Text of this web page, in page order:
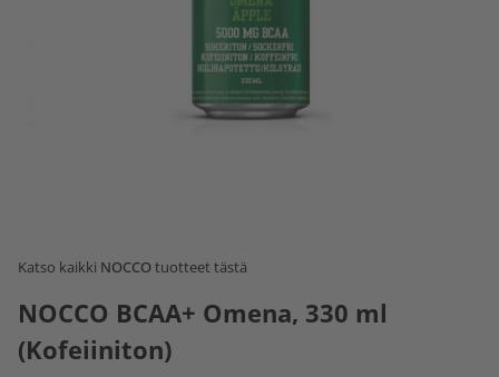
Katso kaikki NOCCOtuotteet tästä
NOCCO BCAA+ Omena, 330 ml
(Kofeiiniton)